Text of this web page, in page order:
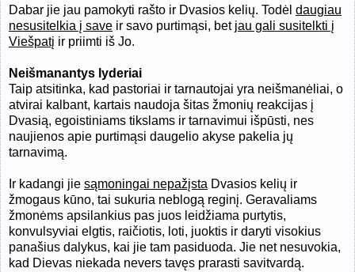
Dabar jie jau pamokyti rašto ir Dvasios kelių. Todėl daugiau
nesusitelkia į save ir savo purtimąsi, bet jau gali susitelkti į
Viešpatį ir priimti iš Jo.
Neišmanantys lyderiai
Taip atsitinka, kad pastoriai ir tarnautojai yra neišmanėliai, o
atvirai kalbant, kartais naudoja šitas žmonių reakcijas į
Dvasią, egoistiniams tikslams ir tarnavimui išpūsti, nes
naujienos apie purtimąsi daugelio akyse pakelia jų
tarnavimą.
Ir kadangi jie sąmoningai nepažįsta Dvasios kelių ir
žmogaus kūno, tai sukuria neblogą reginį. Geravaliams
žmonėms apsilankius pas juos leidžiama purtytis,
konvulsyviai elgtis, raičiotis, loti, juoktis ir daryti visokius
panašius dalykus, kai jie tam pasiduoda. Jie net nesuvokia,
kad Dievas niekada nevers tavęs prarasti savitvardą.